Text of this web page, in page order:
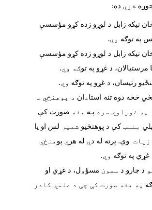
شوي ده:
نیکه زابل د لوړو زده کړو مؤسسې
په توګه وي.
نیکه زابل د لوړو زده کړو مؤسسې
مرستیالان، د غړو په توګه وي.
رئیسان، د غړو په توګه وي.
څخه دوه تنه استاد ان د پوهنځي د
په غوراوي سره پـه هغه صورت کې
بنسټکې د پوهنځیو شمير لس او یا
زيات وي. پرته له دي له هر ي پو هنځي
غړي په توګه وي.
د چارو د سمون مسؤ و ل، د غړي او
په هغه صورت کې چې د علمي کادر